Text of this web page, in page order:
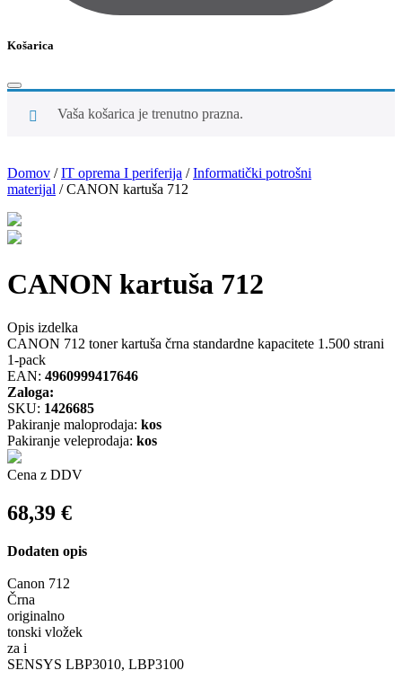
Košarica
Vaša košarica je trenutno prazna.
Domov /IT oprema I periferija /Informatički potrošni
materijal /CANON kartuša 712
CANON kartuša 712
Opis izdelka
CANON 712 toner kartuša črna standardne kapacitete 1.500 strani
1-pack
EAN: 4960999417646
Zaloga:
SKU: 1426685
Pakiranje maloprodaja: kos
Pakiranje veleprodaja: kos
Cena z DDV
68,39 €
Dodaten opis
Canon 712
Črna
originalno
tonski vložek
za i
SENSYS LBP3010, LBP3100